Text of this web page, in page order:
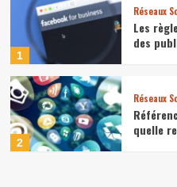
1
Réseaux
Les
des
2
Réseaux
quelle